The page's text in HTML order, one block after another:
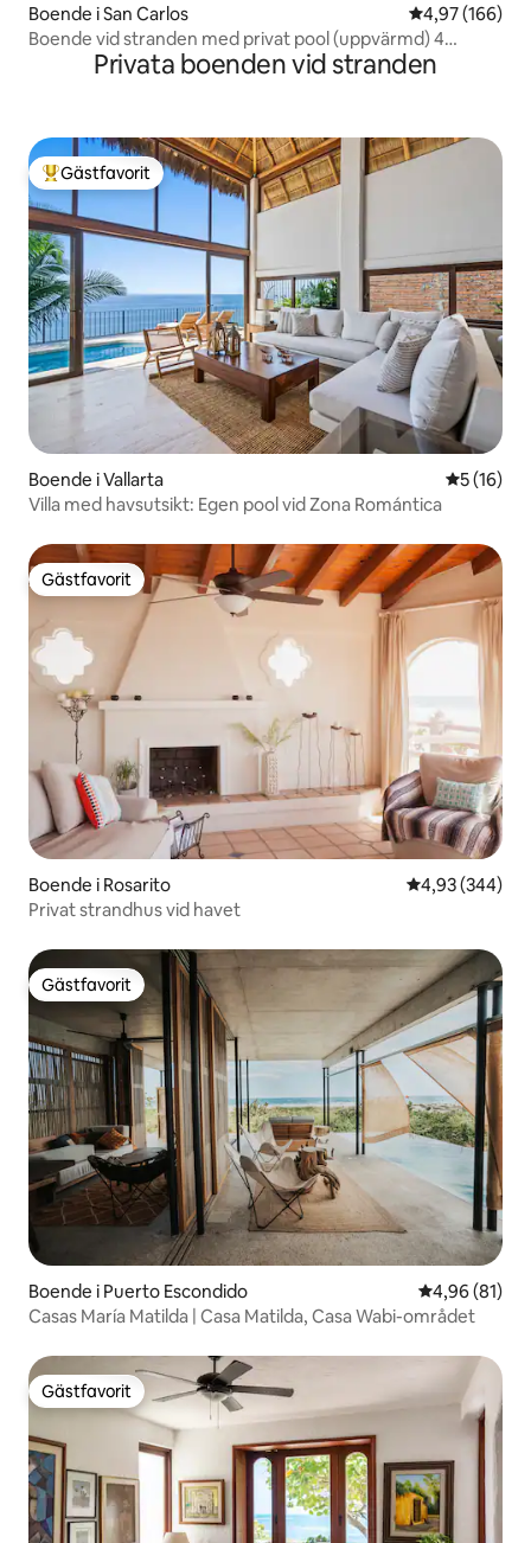
Boende i San Carlos 4,97 av 5 i
4,97 (166)
Boende vid stranden med privat pool (uppvärmd) 4
Privata boenden vid stranden
Populär gästfavorit
Gästfavorit
Boende i Vallarta 5 av 5 i
5 (16)
Villa med havsutsikt: Egen pool vid Zona Romántica
Gästfavorit
Gästfavorit
Boende i Rosarito 4,93 av 5 i
4,93 (344)
Privat strandhus vid havet
Gästfavorit
Gästfavorit
Boende i Puerto Escondido 4,96 av 5 i
4,96 (81)
Casas María Matilda | Casa Matilda, Casa Wabi-området
Gästfavorit
Gästfavorit